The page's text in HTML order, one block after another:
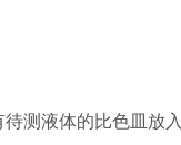
液体的比色皿放入